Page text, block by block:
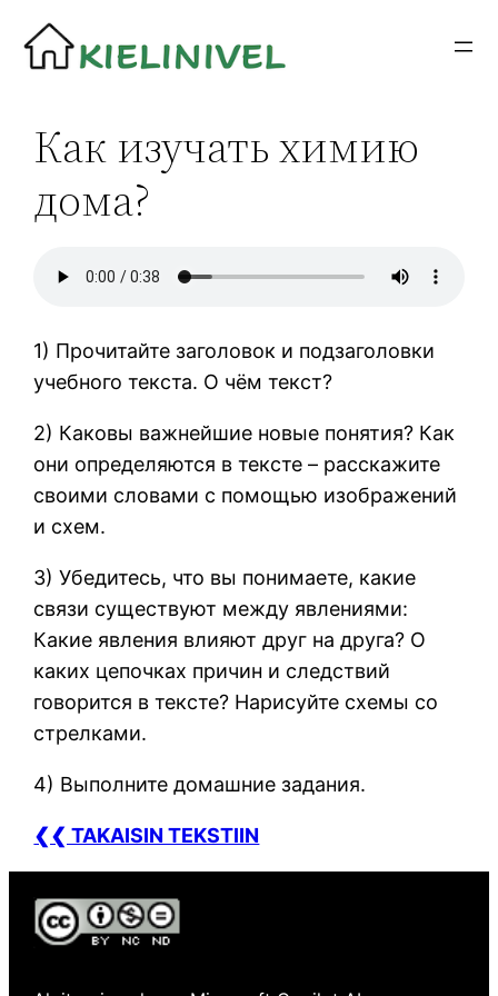
Siirry
sisältöön
Как изучать химию
дома?
1) Прочитайте заголовок и подзаголовки
учебного текста. О чём текст?
2) Каковы важнейшие новые понятия? Как
они определяются в тексте – расскажите
своими словами с помощью изображений
и схем.
3) Убедитесь, что вы понимаете, какие
связи существуют между явлениями:
Какие явления влияют друг на друга? О
каких цепочках причин и следствий
говорится в тексте? Нарисуйте схемы со
стрелками.
4) Выполните домашние задания.
❮❮ TAKAISIN TEKSTIIN